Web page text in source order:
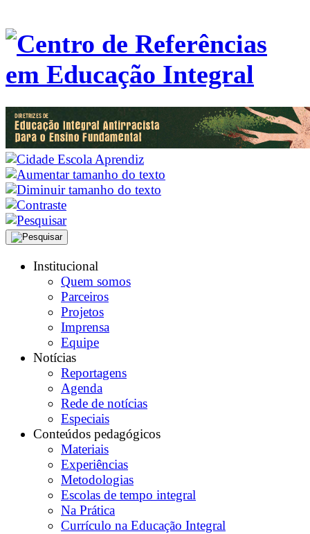
Institucional
Quem somos
Parceiros
Projetos
Imprensa
Equipe
Notícias
Reportagens
Agenda
Rede de notícias
Especiais
Conteúdos pedagógicos
Materiais
Experiências
Metodologias
Escolas de tempo integral
Na Prática
Currículo na Educação Integral